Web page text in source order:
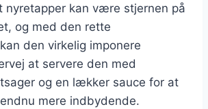
nyretapper kan være stjernen på
og med den rette
den virkelig imponere
at servere den med
og en lækker sauce for at
mere indbydende.